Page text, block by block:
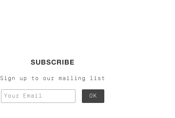
SUBSCRIBE
Sign up to our mailing list